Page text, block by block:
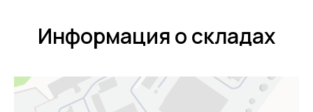
Информация о складах